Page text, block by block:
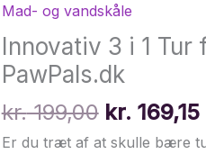
Mad- og vandskåle
Innovativ 3 i 1 Tur
PawPals.dk
kr.199,00 Den
kr. 169,15
Er du træt af at skulle bære